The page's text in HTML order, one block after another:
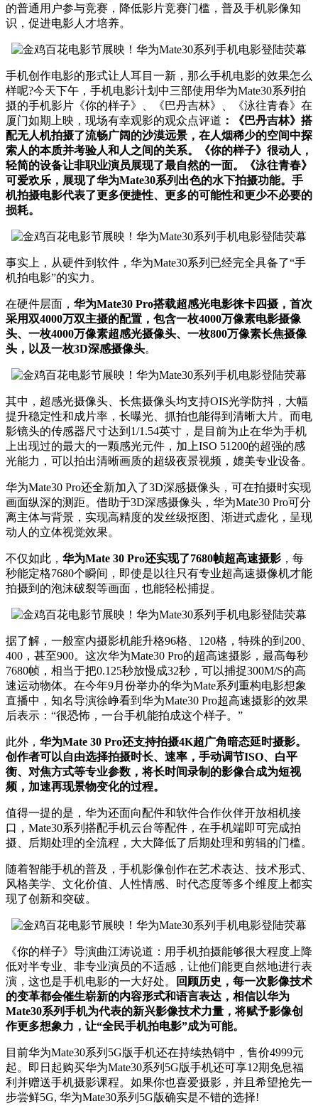
的普通用户参与竞赛，降低影片竞赛门槛，普及手机影像知
识，促进电影人才培养。
手机创作电影的形式让人耳目一新，那么手机电影的效果怎么
样呢?今天下午，手机电影计划中三部使用华为Mate30系列拍
摄的手机影片《你的样子》、《巴丹吉林》、《泳往青春》在
厦门如期上映，现场有幸观影的观众点评道 ：《巴丹吉林》搭
配无人机拍摄了流畅广阔的沙漠远景，在人烟稀少的空间中探
索人的本质并考验人和人之间的关系。《你的样子》很动人，
轻简的设备让非职业演员展现了最自然的一面。《泳往青春》
可爱欢乐，展现了华为Mate30系列出色的水下拍摄功能。手
机拍摄电影代表了更多便捷性、更多的可能性和更少不必要的
损耗。
事实上，从硬件到软件，华为Mate30系列已经完全具备了“手
机拍电影”的实力。
在硬件层面， 华为Mate30 Pro搭载超感光电影徕卡四摄，首次
采用双4000万双主摄的配置，包含一枚4000万像素电影摄像
头、一枚4000万像素超感光摄像头、一枚800万像素长焦摄像
头，以及一枚3D深感摄像头。
其中，超感光摄像头、长焦摄像头均支持OIS光学防抖，大幅
提升稳定性和成片率，长曝光、抓拍也能得到清晰大片。而电
影镜头的传感器尺寸达到1/1.54英寸，是目前为止在华为手机
上出现过的最大的一颗感光元件，加上ISO 51200的超强的感
光能力，可以拍出清晰画质的超级夜景视频，媲美专业设备。
华为Mate30 Pro还全新加入了3D深感摄像头，可在拍摄时实现
画面纵深的测距。借助于3D深感摄像头，华为Mate30 Pro可分
离主体与背景，实现高精度的发丝级抠图、渐进式虚化，呈现
动人的立体视觉效果。
不仅如此， 华为Mate 30 Pro还实现了7680帧超高速摄影 ，每
秒能定格7680个瞬间，即使是以往只有专业超高速摄像机才能
拍摄到的泡沫破裂等画面，也能轻松捕捉。
据了解，一般室内摄影机能升格96格、120格，特殊的到200、
400，甚至900。这次华为Mate30 Pro的超高速摄影，最高每秒
7680帧，相当于把0.125秒放慢成32秒，可以捕捉300M/S的高
速运动物体。在今年9月份举办的华为Mate系列重构电影想象
直播中，知名导演徐峥看到华为Mate30 Pro超高速摄影的效果
后表示：“很恐怖，一台手机能拍成这个样子。”
此外， 华为Mate 30 Pro还支持拍摄4K超广角暗态延时摄影。
创作者可以自由选择拍摄时长、速率，手动调节ISO、白平
衡、对焦方式等专业参数，将长时间录制的影像合成为短视
频，加速再现景物变化的过程。
值得一提的是，华为还面向配件和软件合作伙伴开放相机接
口，Mate30系列搭配手机云台等配件，在手机端即可完成拍
摄、后期处理的全流程，大大降低了后期处理和剪辑的门槛。
随着智能手机的普及，手机影像创作在艺术表达、技术形式、
风格美学、文化价值、人性情感、时代态度等多个维度上都实
现了创新和突破。
《你的样子》导演曲江涛说道：用手机拍摄能够很大程度上降
低对半专业、非专业演员的不适感，让他们能更自然地进行表
演，这也是手机电影的一大好处。
回顾历史，每一次影像技术
的变革都会催生崭新的内容形式和语言表达，相信以华为
Mate30系列手机为代表的新兴影像技术力量，将赋予影像创
作更多想象力，让“全民手机拍电影”成为可能。
目前华为Mate30系列5G版手机还在持续热销中，售价4999元
起。即日起购买华为Mate30系列5G版手机还可享12期免息福
利并赠送手机摄影课程。如果你也喜爱摄影，并且希望抢先一
步尝鲜5G, 华为Mate30系列5G版确实是不错的选择!